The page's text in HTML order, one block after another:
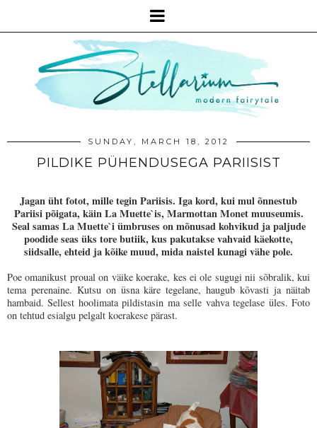
SUNDAY, MARCH 18, 2012
PILDIKE PÜHENDUSEGA PARIISIST
Jagan üht fotot, mille tegin Pariisis. Iga kord, kui mul õnnestub
Pariisi põigata, käin La Muette`is, Marmottan Monet muuseumis.
Seal samas La Muette`i ümbruses on mõnusad kohvikud ja paljude
poodide seas üks tore butiik, kus pakutakse vahvaid käekotte,
siidsalle, ehteid ja kõike muud, mida naistel kunagi vähe pole.
Poe omanikust proual on väike koerake, kes ei ole sugugi nii sõbralik, kui
tema perenaine. Kutsu on üsna käre tegelane, haugub kõvasti ja näitab
hambaid. Sellest hoolimata pildistasin ma selle vahva tegelase üles. Foto
on tehtud esialgu pelgalt koerakese pärast.